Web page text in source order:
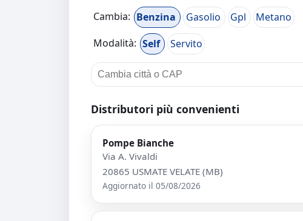
Cambia: Benzina Gasolio Gpl
Metano
Modalità: Self Servito
Distributori più convenienti
Pompe Bianche
Via A. Vivaldi
20865 USMATE VELATE (MB)
Aggiornato il 05/08/2026